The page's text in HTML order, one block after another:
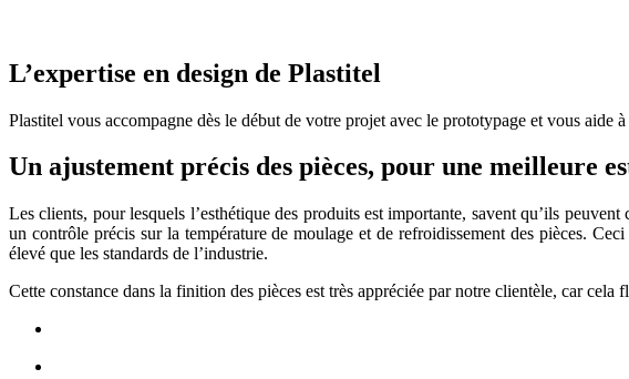
L’expertise en design de Plastitel
Plastitel vous accompagne dès le début de votre projet avec le prototypage et vous aide
Un ajustement précis des pièces, pour une meilleure
Les clients, pour lesquels l’esthétique des produits est importante, savent qu’ils
un contrôle précis sur la température de moulage et de refroidissement des pièces.
élevé que les standards de l’industrie.
Cette constance dans la finition des pièces est très appréciée par notre clientèle, car cela